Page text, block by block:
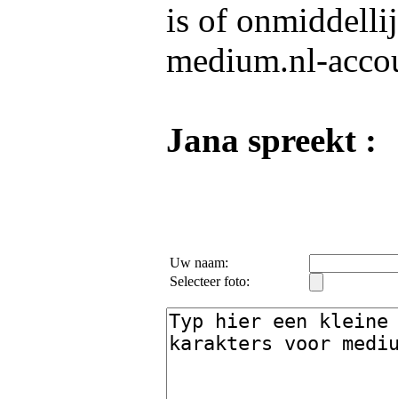
is of
medium.nl-
Jana spreekt :
Uw naam:
Selecteer foto: